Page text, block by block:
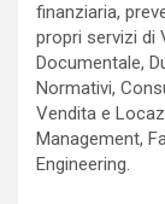
finanziaria,
propri servizi di
Documentale,
Normativi,
Vendita e
Management,
Engineering.